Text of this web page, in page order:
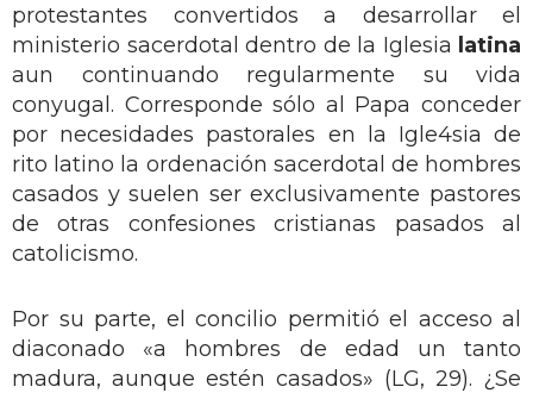
protestantes convertidos a desarrollar el
ministerio sacerdotal dentro de la Iglesia latina
aun continuando regularmente su vida
conyugal. Corresponde sólo al Papa conceder
por necesidades pastorales en la Igle4sia de
rito latino la ordenación sacerdotal de hombres
casados y suelen ser exclusivamente pastores
de otras confesiones cristianas pasados al
catolicismo.
Por su parte, el concilio permitió el acceso al
diaconado «a hombres de edad un tanto
madura, aunque estén casados» (LG, 29). ¿Se